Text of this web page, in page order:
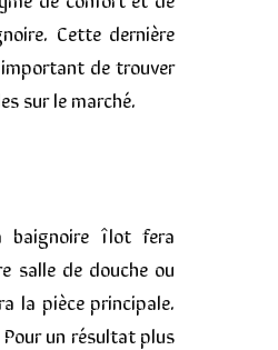
Cette dernière
de trouver
sur le marché.
baignoire îlot fera
salle de douche ou
la pièce principale.
un résultat plus